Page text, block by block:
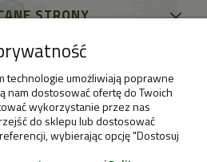
STRONY
technologie umożliwiają poprawne
nam dostosować ofertę do Twoich
wykorzystanie przez nas
do sklepu lub dostosować
wybierając opcję "Dostosuj